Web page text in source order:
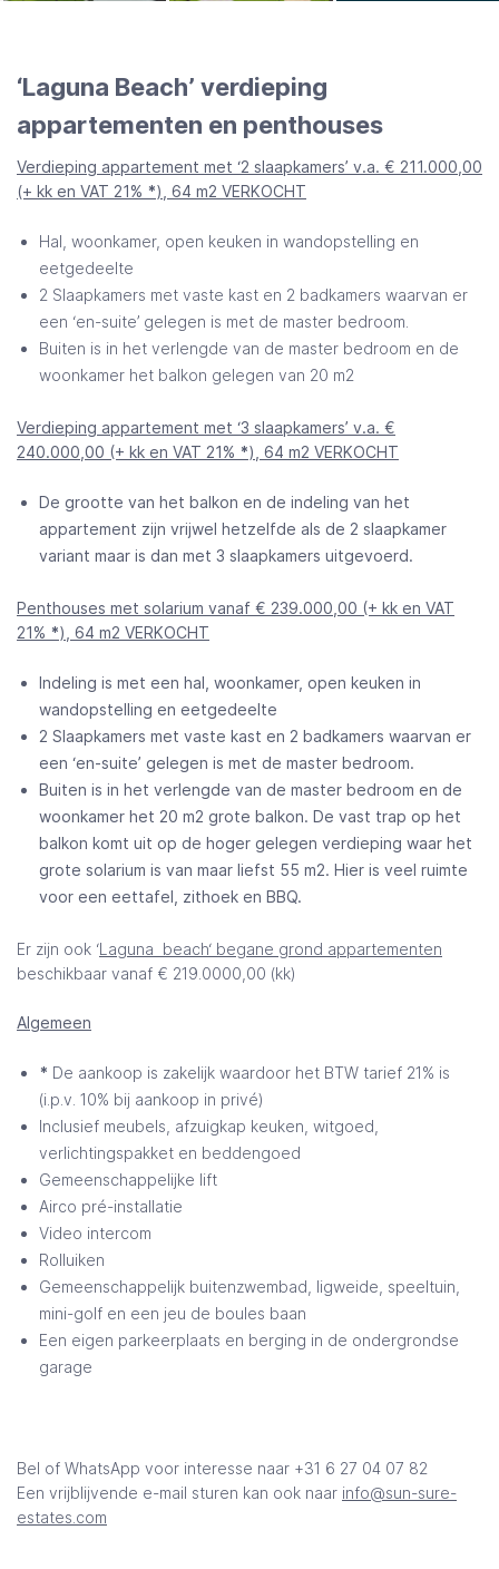
‘Laguna Beach’ verdieping
appartementen en penthouses
Verdieping appartement met ‘2 slaapkamers’ v.a. € 211.000,00
(+ kk en VAT 21% *), 64 m2 VERKOCHT
Hal, woonkamer, open keuken in wandopstelling en
eetgedeelte
2 Slaapkamers met vaste kast en 2 badkamers waarvan er
een ‘en-suite’ gelegen is met de master bedroom.
Buiten is in het verlengde van de master bedroom en de
woonkamer het balkon gelegen van 20 m2
Verdieping appartement met ‘3 slaapkamers’ v.a. €
240.000,00 (+ kk en VAT 21% *), 64 m2 VERKOCHT
De grootte van het balkon en de indeling van het
appartement zijn vrijwel hetzelfde als de 2 slaapkamer
variant maar is dan met 3 slaapkamers uitgevoerd.
Penthouses met solarium vanaf € 239.000,00 (+ kk en VAT
21% *), 64 m2 VERKOCHT
Indeling is met een hal, woonkamer, open keuken in
wandopstelling en eetgedeelte
2 Slaapkamers met vaste kast en 2 badkamers waarvan er
een ‘en-suite’ gelegen is met de master bedroom.
Buiten is in het verlengde van de master bedroom en de
woonkamer het 20 m2 grote balkon. De vast trap op het
balkon komt uit op de hoger gelegen verdieping waar het
grote solarium is van maar liefst 55 m2. Hier is veel ruimte
voor een eettafel, zithoek en BBQ.
Er zijn ook ‘Laguna beach‘ begane grond appartementen
beschikbaar vanaf € 219.0000,00 (kk)
Algemeen
* De aankoop is zakelijk waardoor het BTW tarief 21% is
(i.p.v. 10% bij aankoop in privé)
Inclusief meubels, afzuigkap keuken, witgoed,
verlichtingspakket en beddengoed
Gemeenschappelijke lift
Airco pré-installatie
Video intercom
Rolluiken
Gemeenschappelijk buitenzwembad, ligweide, speeltuin,
mini-golf en een jeu de boules baan
Een eigen parkeerplaats en berging in de ondergrondse
garage
Bel of WhatsApp voor interesse naar +31 6 27 04 07 82
Een vrijblijvende e-mail sturen kan ook naar info@sun-sure-
estates.com